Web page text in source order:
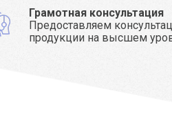
Грамотная консультация
Предоставляем
продукции на высшем